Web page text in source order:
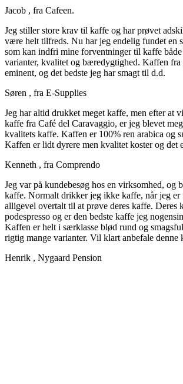
Jacob , fra Cafeen.
Jeg stiller store krav til kaffe og har prøvet
være helt tilfreds. Nu har jeg endelig fundet en
som kan indfri mine forventninger til kaffe både
varianter, kvalitet og bæredygtighed. Kaffen fra
eminent, og det bedste jeg har smagt til d.d.
Søren , fra E-Supplies
Jeg har altid drukket meget kaffe, men efter at
kaffe fra Café del Caravaggio, er jeg blevet
kvalitets kaffe. Kaffen er 100% ren arabica og
Kaffen er lidt dyrere men kvalitet koster og det
Kenneth , fra Comprendo
Jeg var på kundebesøg hos en virksomhed, og
kaffe. Normalt drikker jeg ikke kaffe, når jeg er
alligevel overtalt til at prøve deres kaffe. Deres
podespresso og er den bedste kaffe jeg
Kaffen er helt i særklasse blød rund og
rigtig mange varianter. Vil klart anbefale denne
Henrik , Nygaard Pension